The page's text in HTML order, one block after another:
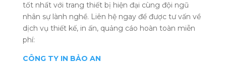
tốt nhất với trang thiết bị hiện đại cùng đội ngũ
nhân sự lành nghề. Liên hệ ngay để được tư vấn về
dịch vụ thiết kế, in ấn, quảng cáo hoàn toàn miễn
phí:
CÔNG TY IN BẢO AN